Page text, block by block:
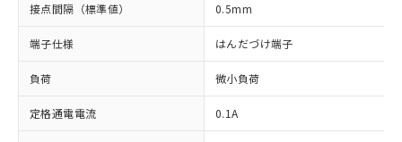
接点間隔（標準値） 0.5mm
端子仕様 はんだづけ端子
負荷 微小負荷
定格通電電流 0.1A